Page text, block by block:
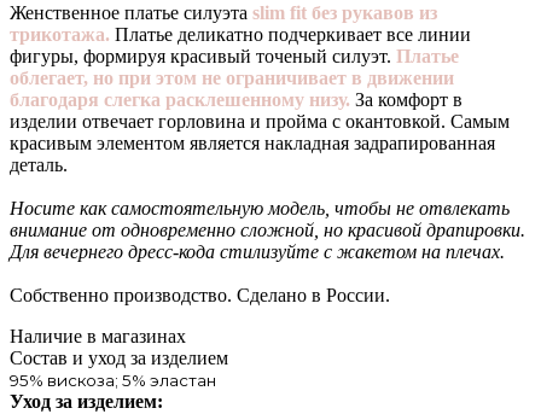
Женственное платье силуэта slim fit без рукавов из
трикотажа. Платье деликатно подчеркивает все линии
фигуры, формируя красивый точеный силуэт. Платье
облегает, но при этом не ограничивает в движении
благодаря слегка расклешенному низу. За комфорт в
изделии отвечает горловина и пройма с окантовкой. Самым
красивым элементом является накладная задрапированная
деталь.
Носите как самостоятельную модель, чтобы не отвлекать
внимание от одновременно сложной, но красивой драпировки.
Для вечернего дресс-кода стилизуйте с жакетом на плечах.
Собственно производство. Сделано в России.
Наличие в магазинах
Состав и уход за изделием
95% вискоза; 5% эластан
Уход за изделием: